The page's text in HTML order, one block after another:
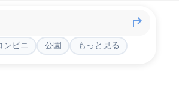
ンビニ 公園 もっと見る